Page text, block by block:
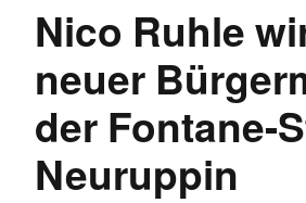
Nico Ruhle
neuer
der Fontane-
Neuruppin